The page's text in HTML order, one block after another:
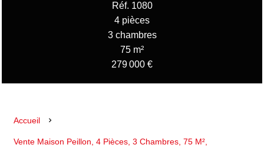
Réf. 1080
4 pièces
3 chambres
75 m²
279 000 €
Accueil
Vente Maison Peillon, 4 Pièces, 3 Chambres, 75 M²,